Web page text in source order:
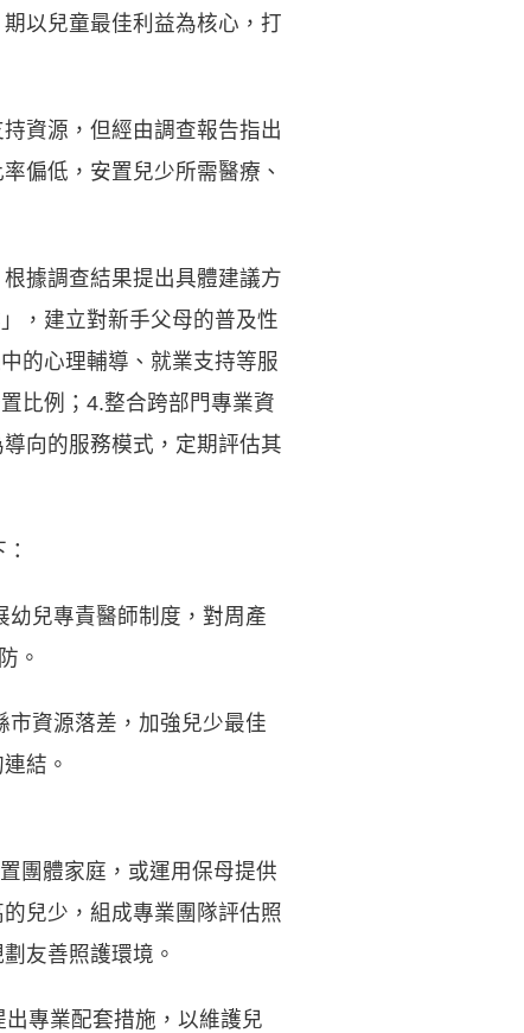
以兒童最佳利益為核心，打
資源，但經由調查報告指出
偏低，安置兒少所需醫療、
據調查結果提出具體建議方
，建立對新手父母的普及性
的心理輔導、就業支持等服
比例；4.整合跨部門專業資
向的服務模式，定期評估其
幼兒專責醫師制度，對周產
。
市資源落差，加強兒少最佳
結。
體家庭，或運用保母提供
兒少，組成專業團隊評估照
友善照護環境。
專業配套措施，以維護兒